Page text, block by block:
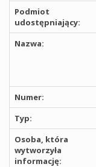
Podmiot
udostępniający:
Nazwa:
Numer:
Typ:
Osoba, która
wytworzyła
informację: